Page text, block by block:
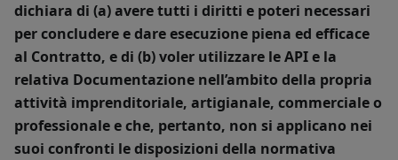
dichiara di (a) avere tutti i diritti e poteri necessari
per concludere e dare esecuzione piena ed efficace
al Contratto, e di (b) voler utilizzare le API e la
relativa Documentazione nell’ambito della propria
attività imprenditoriale, artigianale, commerciale o
professionale e che, pertanto, non si applicano nei
suoi confronti le disposizioni della normativa